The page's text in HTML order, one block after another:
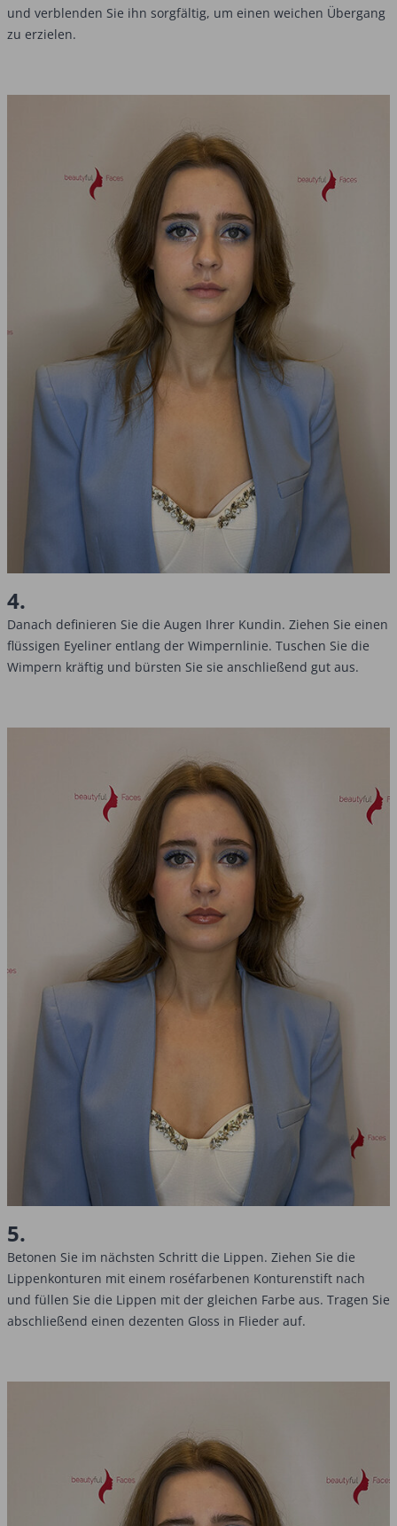
und verblenden Sie ihn sorgfältig, um einen weichen Übergang
zu erzielen.
4.
Danach definieren Sie die Augen Ihrer Kundin. Ziehen Sie einen
flüssigen Eyeliner entlang der Wimpernlinie. Tuschen Sie die
Wimpern kräftig und bürsten Sie sie anschließend gut aus.
5.
Betonen Sie im nächsten Schritt die Lippen. Ziehen Sie die
Lippenkonturen mit einem roséfarbenen Konturenstift nach
und füllen Sie die Lippen mit der gleichen Farbe aus. Tragen Sie
abschließend einen dezenten Gloss in Flieder auf.